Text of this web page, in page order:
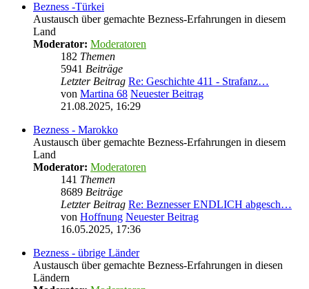
Bezness -Türkei
Austausch über gemachte Bezness-Erfahrungen in diesem
Land
Moderator: Moderatoren
182 Themen
5941 Beiträge
Letzter Beitrag Re: Geschichte 411 - Strafanz…
von Martina 68 Neuester Beitrag
21.08.2025, 16:29
Bezness - Marokko
Austausch über gemachte Bezness-Erfahrungen in diesem
Land
Moderator: Moderatoren
141 Themen
8689 Beiträge
Letzter Beitrag Re: Beznesser ENDLICH abgesch…
von Hoffnung Neuester Beitrag
16.05.2025, 17:36
Bezness - übrige Länder
Austausch über gemachte Bezness-Erfahrungen in diesen
Ländern